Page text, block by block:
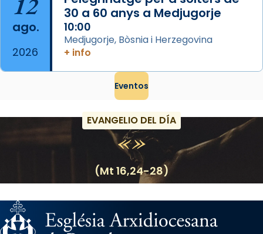
ago.
2026
30 a 60 anys a Medjugorje
10:00
Medjugorje, Bòsnia i Herzegovina
+ info
Eventos
EVANGELIO DEL DÍA
(Mt 16,24-28)